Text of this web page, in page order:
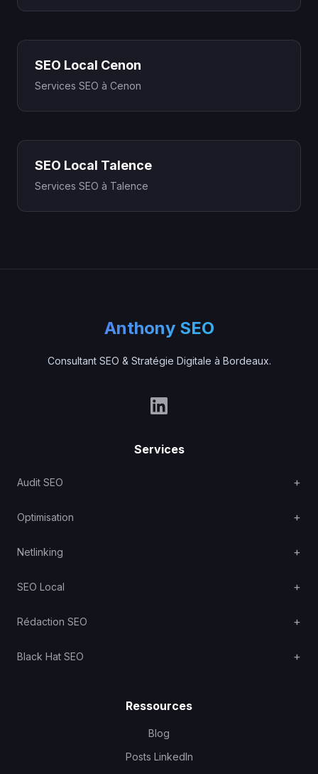
SEO Local Cenon
Services SEO à Cenon
SEO Local Talence
Services SEO à Talence
Anthony SEO
Consultant SEO & Stratégie Digitale à Bordeaux.
Services
Audit SEO
Optimisation
Netlinking
SEO Local
Rédaction SEO
Black Hat SEO
Ressources
Blog
Posts LinkedIn